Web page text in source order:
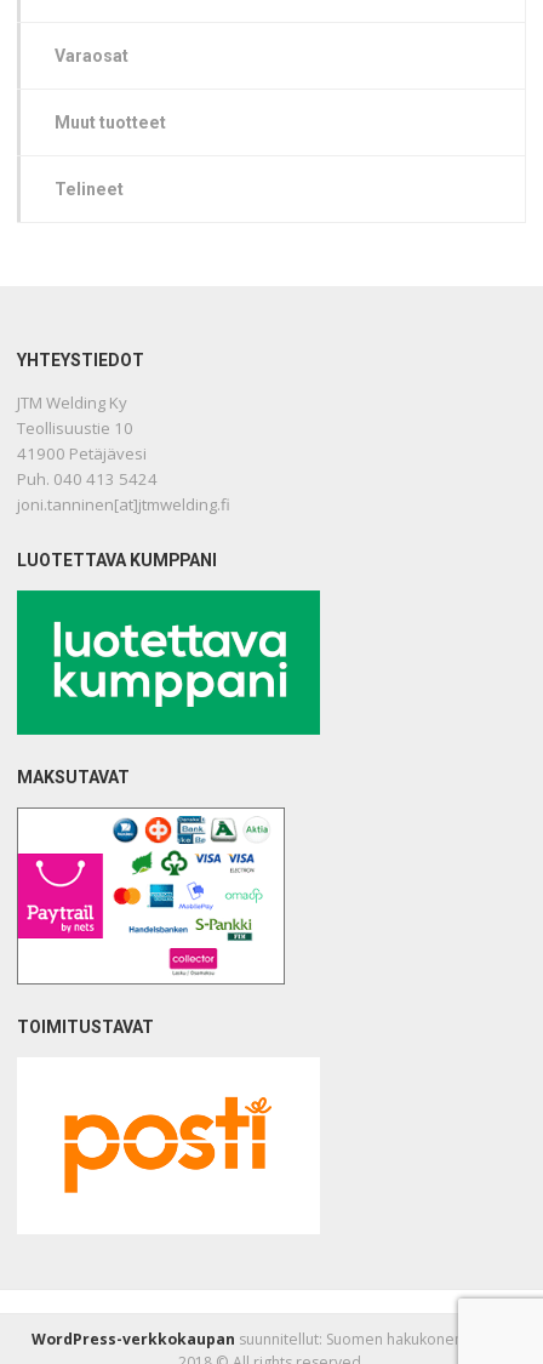
Varaosat
Muut tuotteet
Telineet
YHTEYSTIEDOT
JTM Welding Ky
Teollisuustie 10
41900 Petäjävesi
Puh. 040 413 5424
joni.tanninen[at]jtmwelding.fi
LUOTETTAVA KUMPPANI
MAKSUTAVAT
TOIMITUSTAVAT
WordPress-verkkokaupan suunnitellut: Suomen hakukonemestarit